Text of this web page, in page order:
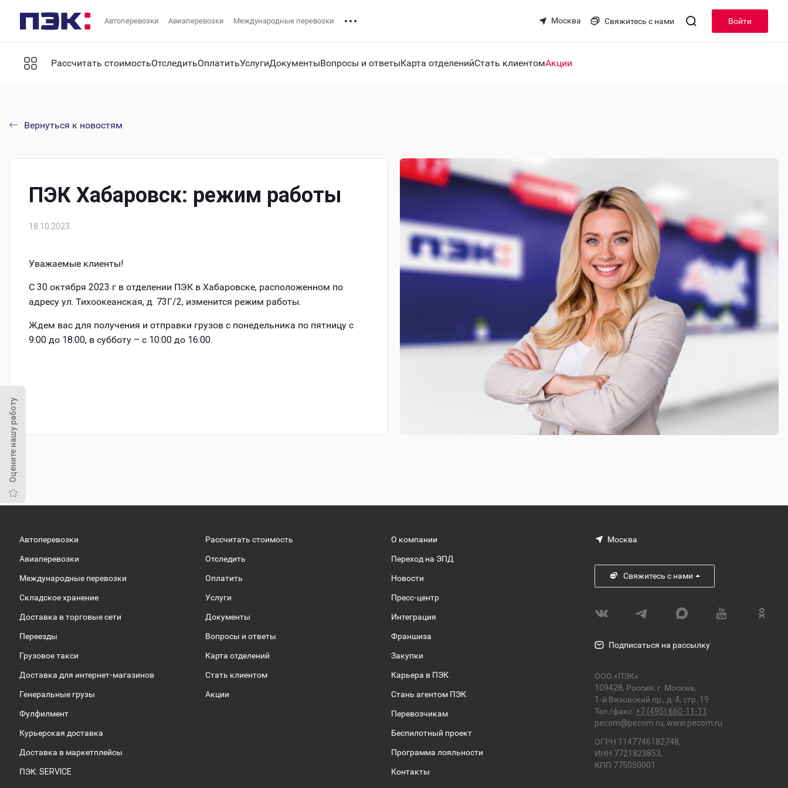
Автоперевозки Авиаперевозки Международные перевозки Москва Свяжитесь с нами Войти
Рассчитать стоимостьОтследитьОплатитьУслугиДокументыВопросы и ответыКарта отделенийСтать клиентомАкции
Оцените нашу работу
Вернуться к новостям
ПЭК Хабаровск: режим работы
18.10.2023
Уважаемые клиенты!
С 30 октября 2023 г в отделении ПЭК в Хабаровске, расположенном по
адресу ул. Тихоокеанская, д. 73Г/2, изменится режим работы.
Ждем вас для получения и отправки грузов с понедельника по пятницу с
9:00 до 18:00, в субботу – с 10:00 до 16:00.
Автоперевозки
Авиаперевозки
Международные перевозки
Складское хранение
Доставка в торговые сети
Переезды
Грузовое такси
Доставка для интернет-магазинов
Генеральные грузы
Фулфилмент
Курьерская доставка
Доставка в маркетплейсы
ПЭК: SERVICE
Рассчитать стоимость
Отследить
Оплатить
Услуги
Документы
Вопросы и ответы
Карта отделений
Стать клиентом
Акции
О компании
Переход на ЭПД
Новости
Пресс-центр
Интеграция
Франшиза
Закупки
Карьера в ПЭК
Стань агентом ПЭК
Перевозчикам
Беспилотный проект
Программа лояльности
Контакты
Москва
Свяжитесь с нами
Подписаться на рассылку
ООО «ПЭК»
109428, Россия, г. Москва,
1-й Вязовский пр., д. 4, стр. 19
Тел./факс: +7 (495) 660-11-11
pecom@pecom.ru, www.pecom.ru
ОГРН 1147746182748,
ИНН 7721823853,
КПП 775050001